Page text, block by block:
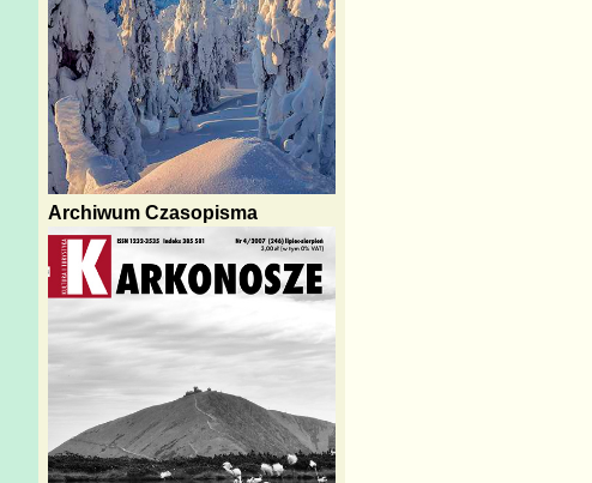
Archiwum Czasopisma